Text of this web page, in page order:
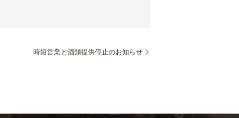
時短営業と酒類提供停止のお知らせ